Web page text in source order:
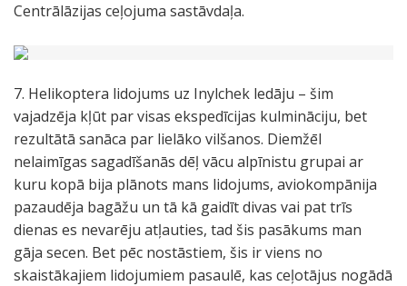
Centrālāzijas ceļojuma sastāvdaļa.
7. Helikoptera lidojums uz Inylchek ledāju – šim
vajadzēja kļūt par visas ekspedīcijas kulmināciju, bet
rezultātā sanāca par lielāko vilšanos. Diemžēl
nelaimīgas sagadīšanās dēļ vācu alpīnistu grupai ar
kuru kopā bija plānots mans lidojums, aviokompānija
pazaudēja bagāžu un tā kā gaidīt divas vai pat trīs
dienas es nevarēju atļauties, tad šis pasākums man
gāja secen. Bet pēc nostāstiem, šis ir viens no
skaistākajiem lidojumiem pasaulē, kas ceļotājus nogādā